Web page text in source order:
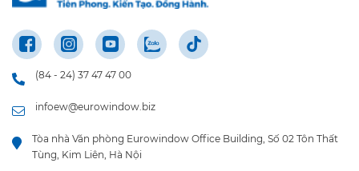
(84 - 24) 37 47 47 00
infoew@eurowindow.biz
Tòa nhà Văn phòng Eurowindow Office Building, Số 02 Tôn Thất
Tùng, Kim Liên, Hà Nội